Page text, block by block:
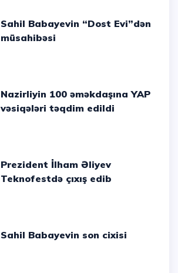
Sahil Babayevin “Dost Evi”dən
müsahibəsi
Nazirliyin 100 əməkdaşına YAP
vəsiqələri təqdim edildi
Prezident İlham Əliyev
Teknofestdə çıxış edib
Sahil Babayevin son cixisi